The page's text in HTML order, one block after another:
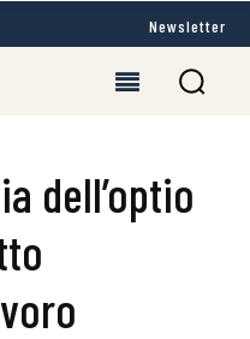
Newsletter
dell’optio